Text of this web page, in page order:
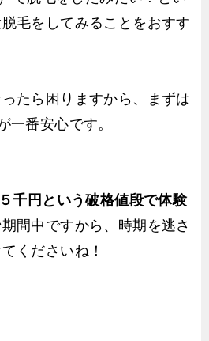
毛をしてみることをおすす
たら困りますから、まずは
一番安心です。
千円という破格値段で体験
期間中ですから、時期を逃さ
くださいね！